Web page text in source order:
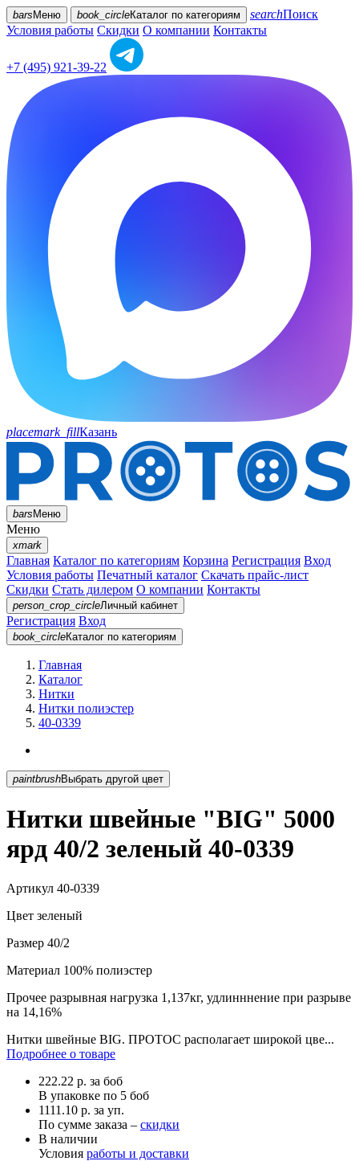
bars Меню book_circleКаталог по категориям searchПоиск
Условия работы Скидки О компании Контакты
+7 (495) 921-39-22
placemark_fillКазань
barsМеню
Меню
xmark
Главная Каталог по категориям Корзина Регистрация Вход
Условия работы Печатный каталог Скачать прайс-лист
Скидки Стать дилером О компании Контакты
person_crop_circleЛичный кабинет
Регистрация Вход
book_circleКаталог по категориям
Главная
Каталог
Нитки
Нитки полиэстер
40-0339
paintbrush Выбрать другой цвет
Нитки швейные "BIG" 5000
ярд 40/2 зеленый 40-0339
Артикул 40-0339
Цвет зеленый
Размер 40/2
Материал 100% полиэстер
Прочее разрывная нагрузка 1,137кг, удлинннение при разрыве
на 14,16%
Нитки швейные BIG. ПРОТОС располагает широкой цве...
Подробнее о товаре
222.22 р. за боб
В упаковке по 5 боб
1111.10 р. за уп.
По сумме заказа – скидки
В наличии
Условия работы и доставки